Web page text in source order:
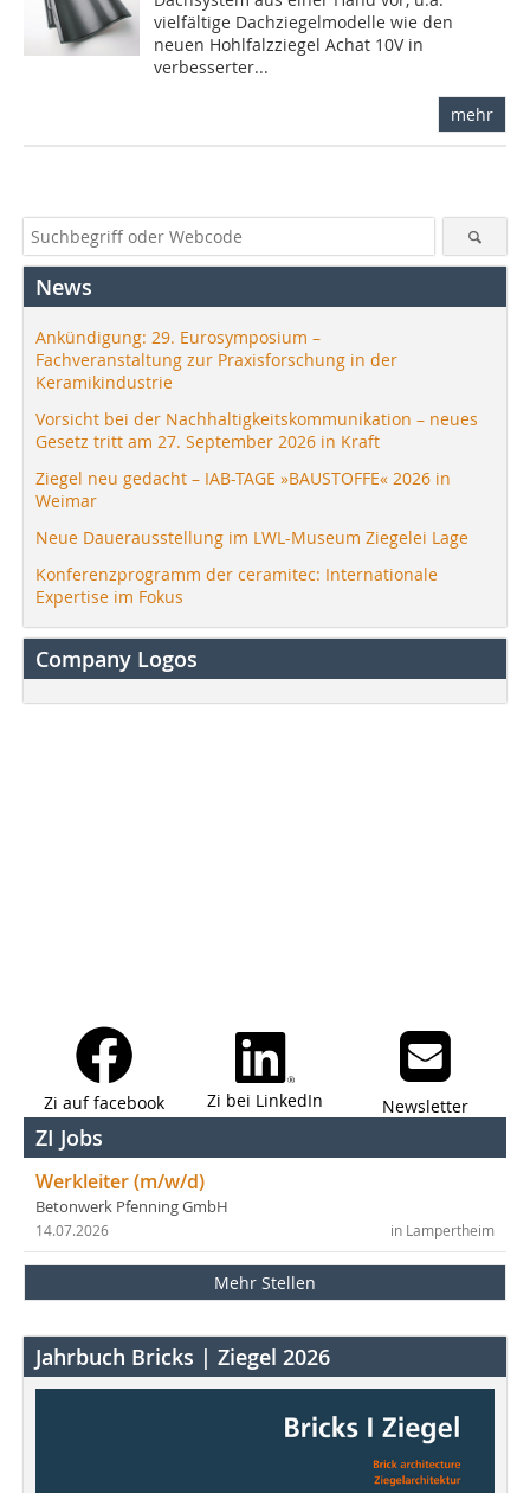
vielfältige Dachziegelmodelle wie den
neuen Hohlfalzziegel Achat 10V in
verbesserter...
mehr
News
Ankündigung: 29. Eurosymposium –
Fachveranstaltung zur Praxisforschung in der
Keramikindustrie
Vorsicht bei der Nachhaltigkeitskommunikation – neues
Gesetz tritt am 27. September 2026 in Kraft
Ziegel neu gedacht – IAB-TAGE »BAUSTOFFE« 2026 in
Weimar
Neue Dauerausstellung im LWL-Museum Ziegelei Lage
Konferenzprogramm der ceramitec: Internationale
Expertise im Fokus
Company Logos
Zi auf facebook Zi bei LinkedIn Newsletter
ZI Jobs
Werkleiter (m/w/d)
Betonwerk Pfenning GmbH
in Lampertheim
14.07.2026
Mehr Stellen
Jahrbuch Bricks | Ziegel 2026